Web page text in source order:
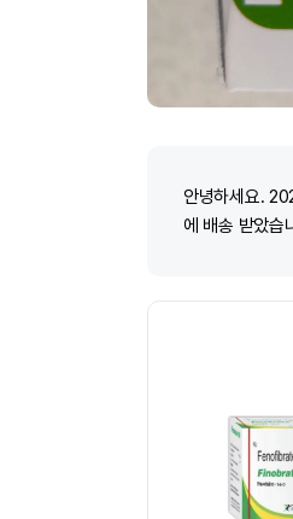
안녕하세요.
에 배송 받았습